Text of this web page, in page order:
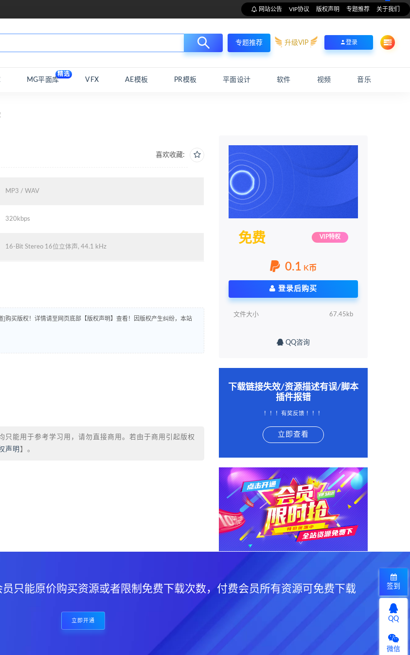
网站公告 VIP协议 版权声明 专题推荐 关于我们
专题推荐 升级VIP 登录
MG平面库
精选
VFX AE模板 PR模板 平面设计 软件 视频 音乐
喜欢收藏:
MP3 / WAV
320kbps
16-Bit Stereo 16位立体声, 44.1 kHz
买版权！详情请至网页底部【版权声明】查看！因版权产生纠纷，本站
能用于参考学习用，请勿直接商用。若由于商用引起版权
声明 】。
免费 VIP特权
0.1 K币
登录后购买
文件大小 67.45kb
QQ咨询
下载链接失效/资源描述有误/脚本
插件报错
！！！有奖反馈 ！！！
立即查看
只能原价购买资源或者限制免费下载次数，付费会员所有资源可免费下载
立即开通
签到
QQ
微信